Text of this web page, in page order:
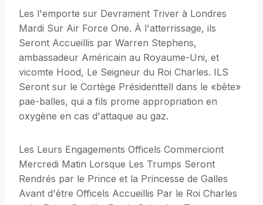
Les l'emporte sur Devrament Triver à Londres
Mardi Sur Air Force One. À l'atterrissage, ils
Seront Accueillis par Warren Stephens,
ambassadeur Américain au Royaume-Uni, et
vicomte Hood, Le Seigneur du Roi Charles. ILS
Seront sur le Cortège Présidenttell dans le «bête»
pae-balles, qui a fils prome appropriation en
oxygène en cas d'attaque au gaz.
Les Leurs Engagements Officels Commerciont
Mercredi Matin Lorsque Les Trumps Seront
Rendrés par le Prince et la Princesse de Galles
Avant d'être Officels Accueillis Par le Roi Charles